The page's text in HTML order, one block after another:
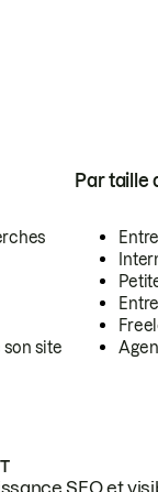
site
Par taille
SEO et